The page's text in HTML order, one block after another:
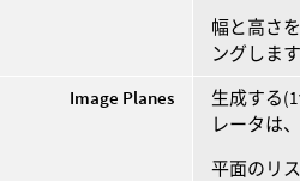
幅と高さ
ングしま
Image Planes
生成する
レータは
平面のリ